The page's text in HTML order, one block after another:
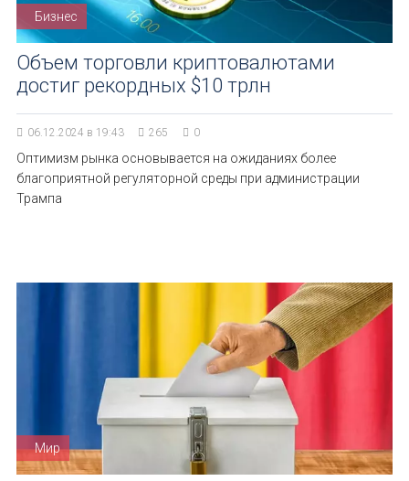
Бизнес
Объем торговли криптовалютами
достиг рекордных $10 трлн
06.12.2024 в 19:43 265 0
Оптимизм рынка основывается на ожиданиях более
благоприятной регуляторной среды при администрации
Трампа
Мир